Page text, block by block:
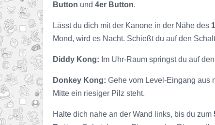
Button und 4er Button.
Lässt du dich mit der Kanone in der Nähe des
Mond, wird es Nacht. Schießt du auf den
Diddy Kong: Im Uhr-Raum springst du auf
Donkey Kong: Gehe vom Level-Eingang aus
Mitte ein riesiger Pilz steht.
Halte dich nahe an der Wand links, bis du zum